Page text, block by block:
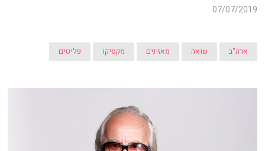
07/07/2019
ארה"ב שואה מאזינים מקסיקו פליטים